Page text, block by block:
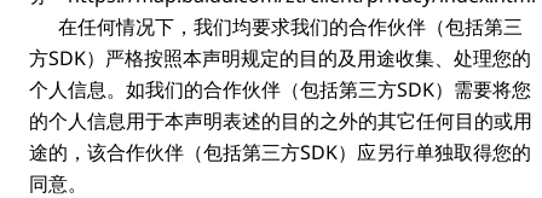
在任何情况下，我们均要求我们的合作伙伴（包括第三
方SDK）严格按照本声明规定的目的及用途收集、处理您的
个人信息。如我们的合作伙伴（包括第三方SDK）需要将您
的个人信息用于本声明表述的目的之外的其它任何目的或用
途的，该合作伙伴（包括第三方SDK）应另行单独取得您的
同意。